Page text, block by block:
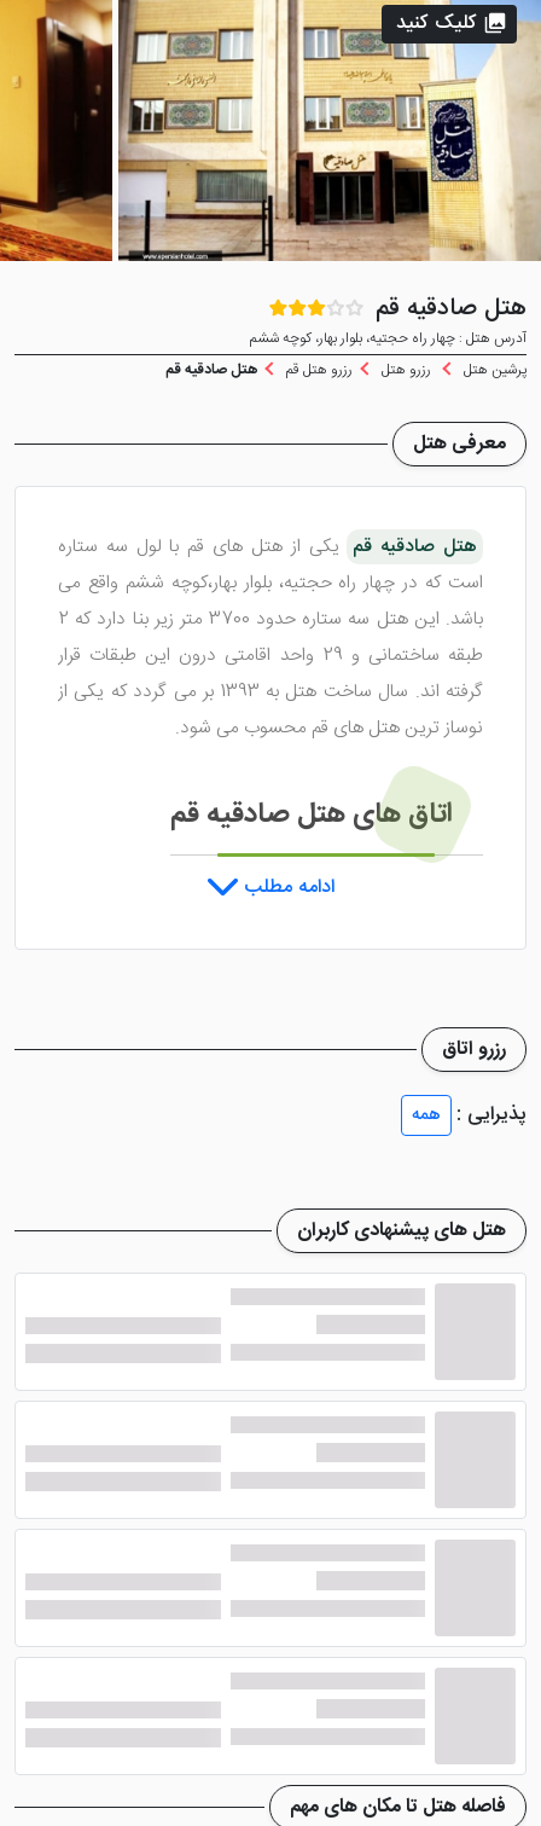
هتل صادقیه قم
آدرس هتل : چهار راه حجتیه، بلوار بهار، کوچه ششم
پرشین هتل
رزرو هتل رزرو هتل قم هتل صادقیه قم
کلیک کنید
معرفی هتل
هتل صادقیه قم یکی از هتل های قم با لول سه ستاره
است که در چهار راه حجتیه، بلوار بهار،کوچه ششم واقع می
باشد. این هتل سه ستاره حدود 3700 متر زیر بنا دارد که 2
طبقه ساختمانی و 29 واحد اقامتی درون این طبقات قرار
گرفته اند. سال ساخت هتل به 1393 بر می گردد که یکی از
نوساز ترین هتل های قم محسوب می شود.
اتاق های هتل صادقیه قم
حضرت فاطمه معصومه (س) شده اند. اتاق های این هتل در
شود که هر کدام با متراژ های مختلف طراحی شده اند.
نظیر سیستم تهویه مطبوع، تلویزیون های صفحه تخت،
های هتل هیچگونه وان در حمام وجود ندارد.
امکانات هتل صادقیه قم
از امکانات این اقامتگاه می توان به رستوران آن با ظرفیت 100
نفر اشاره کرد که انواع غذاهای ایرانی با کیفیتی نسبتاً مطلوب
عرضه می کند. از دیگر امکانات عالی این هتل قم می توان
سالن بدنسازی آن را نام برد که برای ورزشکاران بسیار اهمیت
دارد. فروشگاه، کافی شاپ، اینترنت در لابی و اتاق ها از دیگر
امکانات این هتل هستند.
نزدیک بودن به حرم حضرت معصومه (س) از مهم ترین
ویژگی های این هتل است. پس از آن قیمت مناسب بودن
هتل سبب علاقه مردم به رزرو این هتل در قم گردیده که با
بهترین قیمت، اقامتی عالی را تجربه خواهند کرد. دسترسی
آسان به بازار ها و دیگر جاهای دیدنی قم از یگر محاسن هتل
محسوب می شود.
ادامه مطلب
رزرو اتاق
پذیرایی :
همه
هتل های پیشنهادی کاربران
فاصله هتل تا مکان های مهم